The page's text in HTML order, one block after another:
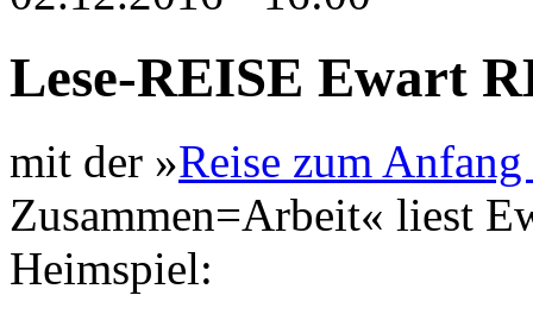
Lese-REISE Ewart
mit der »Reise zum
Zusammen=Arbeit« liest
Heimspiel: